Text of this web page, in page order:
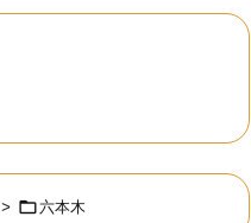
> 六本木